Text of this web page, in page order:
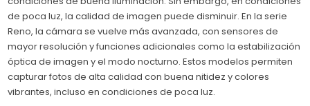
de poca luz, la calidad de imagen puede disminuir. En la serie
Reno, la cámara se vuelve más avanzada, con sensores de
mayor resolución y funciones adicionales como la estabilización
óptica de imagen y el modo nocturno. Estos modelos permiten
capturar fotos de alta calidad con buena nitidez y colores
vibrantes, incluso en condiciones de poca luz.